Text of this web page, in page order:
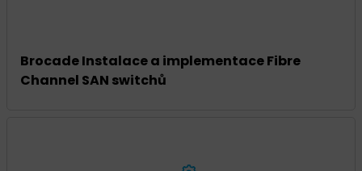
Brocade Instalace a implementace Fibre
Channel SAN switchů